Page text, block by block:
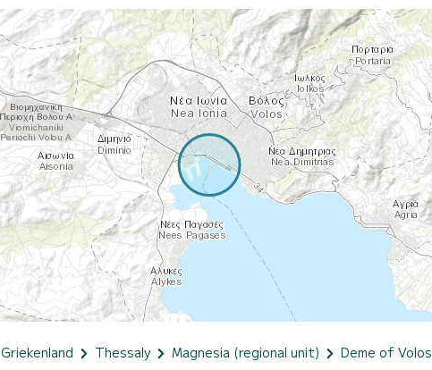
Griekenland Thessaly Magnesia (regional unit) Deme of Volos